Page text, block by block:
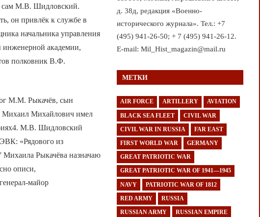
сам М.В. Шидловский.
он привлёк к службе в
начальника управления
инженерной академии,
полковник В.Ф.
М.М. Рыкачёв, сын
Михаил Михайлович имел
М.В. Шидловский
«Рядового из
Михаила Рыкачёва назначаю
описи,
майор
д. 38д, редакция «Военно-
исторического журнала». Тел.: +7
(495) 941-26-50; + 7 (495) 941-26-12.
E-mail: Mil_Hist_magazin@mail.ru
МЕТКИ
AIR FORCE ARTILLERY AVIATION
BLACK SEA FLEET CIVIL WAR
CIVIL WAR IN RUSSIA FAR EAST
FIRST WORLD WAR GERMANY
GREAT PATRIOTIC WAR
GREAT PATRIOTIC WAR OF 1941—1945
NAVY PATRIOTIC WAR OF 1812
RED ARMY RUSSIA
RUSSIAN ARMY RUSSIAN EMPIRE